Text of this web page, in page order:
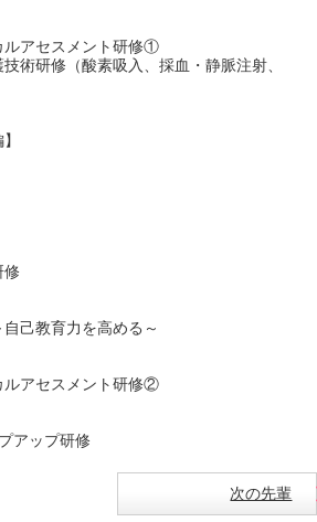
アセスメント研修①
術研修（酸素吸入、採血・静脈注射、
修
己教育力を高める～
アセスメント研修②
アップ研修
次の先輩